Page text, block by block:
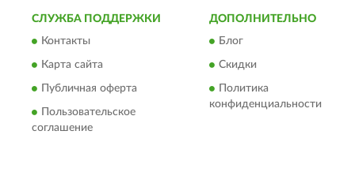
СЛУЖБА ПОДДЕРЖКИ
Контакты
Карта сайта
Публичная оферта
Пользовательское
соглашение
ДОПОЛНИТЕЛЬНО
Блог
Скидки
Политика
конфиденциальности